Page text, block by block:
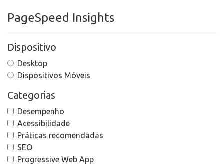
PageSpeed Insights
Dispositivo
Desktop
Dispositivos Móveis
Categorias
Desempenho
Acessibilidade
Práticas recomendadas
SEO
Progressive Web App